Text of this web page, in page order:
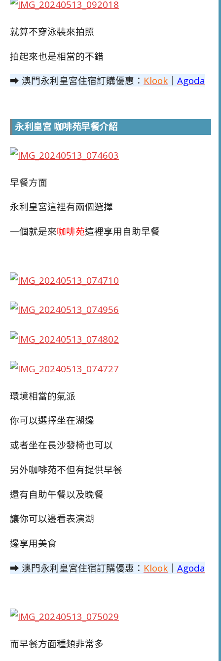
就算不穿泳裝來拍照
拍起來也是相當的不錯
➡ 澳門永利皇宮住宿訂購優惠： Klook Agoda
永利皇宮 咖啡苑早餐介紹
早餐方面
永利皇宮這裡有兩個選擇
一個就是來咖啡苑這裡享用自助早餐
環境相當的氣派
你可以選擇坐在湖邊
或者坐在長沙發椅也可以
另外咖啡苑不但有提供早餐
還有自助午餐以及晚餐
讓你可以邊看表演湖
邊享用美食
➡ 澳門永利皇宮住宿訂購優惠： Klook ｜ Agoda
而早餐方面種類非常多